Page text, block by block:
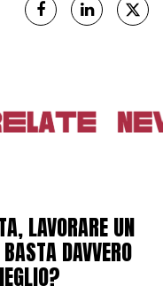
LAVORARE UN
DAVVERO